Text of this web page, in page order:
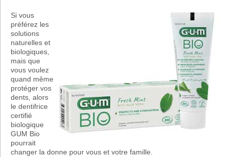
Si vous
préférez les
solutions
naturelles et
biologiques,
mais que
vous voulez
quand même
protéger vos
dents, alors
le dentifrice
certifié
biologique
GUM Bio
pourrait
changer la donne pour vous et votre famille.